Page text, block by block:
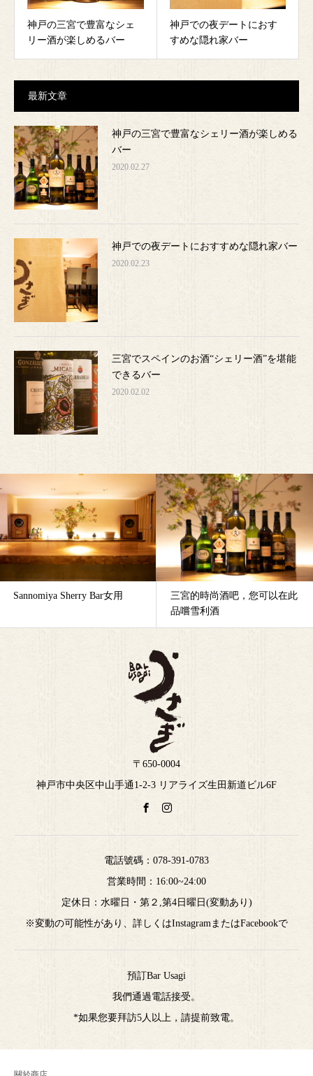
神戸の三宮で豊富なシェ
リー酒が楽しめるバー
神戸での夜デートにおす
すめな隠れ家バー
最新文章
神戸の三宮で豊富なシェリー酒が楽しめる
バー
2020.02.27
神戸での夜デートにおすすめな隠れ家バー
2020.02.23
三宮でスペインのお酒“シェリー酒”を堪能
できるバー
2020.02.02
Sannomiya Sherry Bar女用
三宮的時尚酒吧，您可以在此
品嚐雪利酒
〒650-0004
神戸市中央区中山手通1-2-3 リアライズ生田新道ビル6F
電話號碼： 078-391-0783
営業時間：16:00~24:00
定休日：水曜日・第２,第4日曜日(変動あり)
※変動の可能性があり、詳しくはInstagramまたはFacebookで
預訂Bar Usagi
我們通過電話接受。
*如果您要拜訪5人以上，請提前致電。